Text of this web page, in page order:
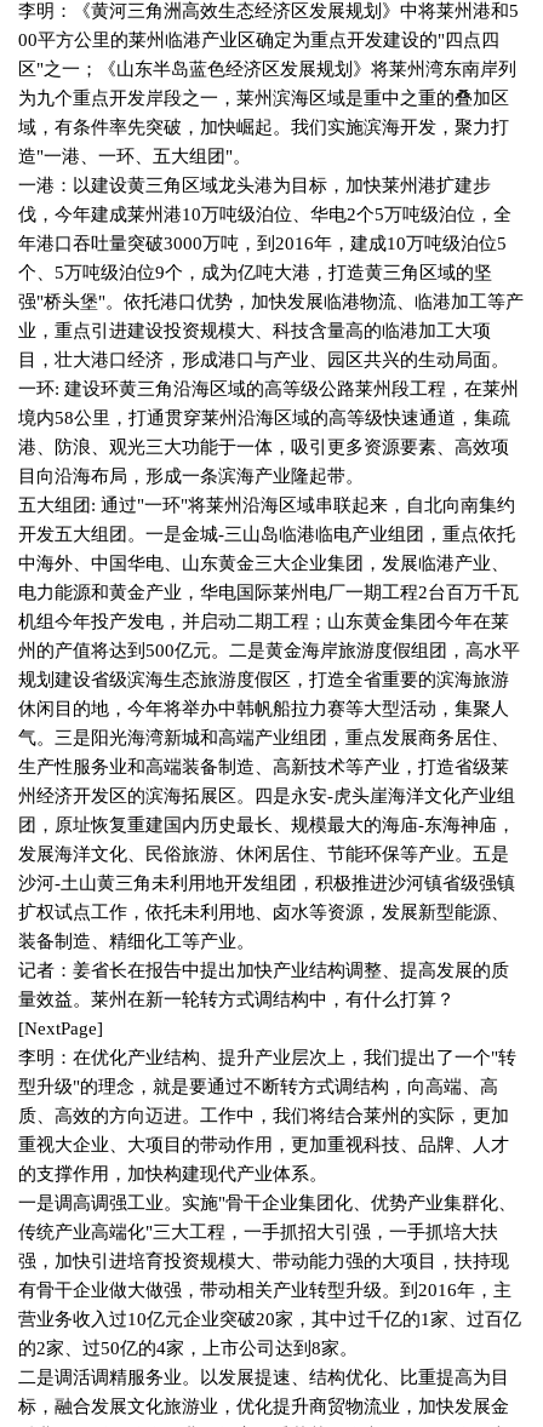
李明：《黄河三角洲高效生态经济区发展规划》中将莱州港和5
00平方公里的莱州临港产业区确定为重点开发建设的"四点四
区"之一；《山东半岛蓝色经济区发展规划》将莱州湾东南岸列
为九个重点开发岸段之一，莱州滨海区域是重中之重的叠加区
域，有条件率先突破，加快崛起。我们实施滨海开发，聚力打
造"一港、一环、五大组团 "。
一港：以建设黄三角区域龙头港为目标，加快莱州港扩建步
伐，今年建成莱州港10万吨级泊位、华电2个5万吨级泊位，全
年港口吞吐量突破3000万吨，到 2016年，建成10万吨级泊位5
个、 5万吨级泊位9个，成为亿吨大港，打造黄三角区域的坚
强"桥头堡"。依托港口优势，加快发展临港物流、临港加工等产
业，重点引进建设投资规模大、科技含量高的临港加工大项
目，壮大港口经济，形成港口与产业、园区共兴的生动局面。
一环: 建设环黄三角沿海区域的高等级公路莱州段工程，在莱州
境内58公里，打通贯穿莱州沿海区域的高等级快速通道，集疏
港、防浪、观光三大功能于一体，吸引更多资源要素、高效项
目向沿海布局，形成一条滨海产业隆起带。
五大组团 : 通过"一环"将莱州沿海区域串联起来，自北向南集约
开发五大组团。一是金城-三山岛临港临电产业组团，重点依托
中海外、中国华电、山东黄金三大企业集团，发展临港产业、
电力能源和黄金产业，华电国际莱州电厂一期工程2台百万千瓦
机组今年投产发电，并启动二期工程；山东黄金集团今年在莱
州的产值将达到 500亿元。二是黄金海岸旅游度假组团，高水平
规划建设省级滨海生态旅游度假区，打造全省重要的滨海旅游
休闲目的地，今年将举办中韩帆船拉力赛等大型活动，集聚人
气。三是阳光海湾新城和高端产业组团，重点发展商务居住、
生产性服务业和高端装备制造、高新技术等产业，打造省级莱
州经济开发区的滨海拓展区。四是永安-虎头崖海洋文化产业组
团，原址恢复重建国内历史最长、规模最大的海庙-东海神庙，
发展海洋文化、民俗旅游、休闲居住、节能环保等产业。五是
沙河-土山黄三角未利用地开发组团，积极推进沙河镇省级强镇
扩权试点工作，依托未利用地、卤水等资源，发展新型能源、
装备制造、精细化工等产业。
记者：姜省长在报告中提出加快产业结构调整、提高发展的质
量效益。莱州在新一轮转方式调结构中，有什么打算？
[NextPage]
李明：在优化产业结构、提升产业层次上，我们提出了一个"转
型升级"的理念，就是要通过不断转方式调结构，向高端、高
质、高效的方向迈进。工作中，我们将结合莱州的实际，更加
重视大企业、大项目的带动作用，更加重视科技、品牌、人才
的支撑作用，加快构建现代产业体系。
一是调高调强工业。实施"骨干企业集团化、优势产业集群化、
传统产业高端化"三大工程，一手抓招大引强，一手抓培大扶
强，加快引进培育投资规模大、带动能力强的大项目，扶持现
有骨干企业做大做强，带动相关产业转型升级。到 2016年，主
营业务收入过10亿元企业突破20家，其中过千亿的1家、过百亿
的2家、过50亿的4家，上市公司达到 8家。
二是调活调精服务业。以发展提速、结构优化、比重提高为目
标，融合发展文化旅游业，优化提升商贸物流业，加快发展金